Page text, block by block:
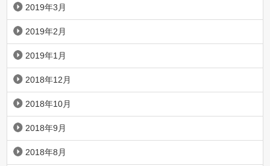
2019年3月
2019年2月
2019年1月
2018年12月
2018年10月
2018年9月
2018年8月